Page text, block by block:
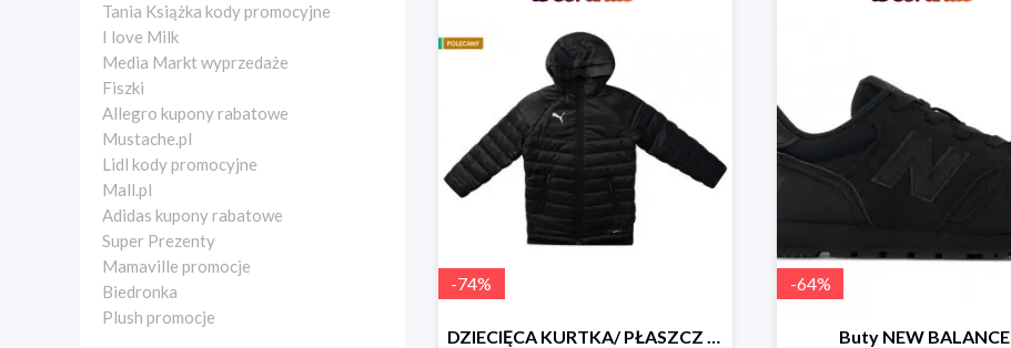
Tania Książka kody promocyjne
I love Milk
Media Markt wyprzedaże
Fiszki
Allegro kupony rabatowe
Mustache.pl
Lidl kody promocyjne
Mall.pl
Adidas kupony rabatowe
Super Prezenty
Mamaville promocje
Biedronka
Plush promocje
-74%
DZIECIĘCA KURTKA/ PŁASZCZ PUMA -490zł
-64%
Buty NEW BALANCE